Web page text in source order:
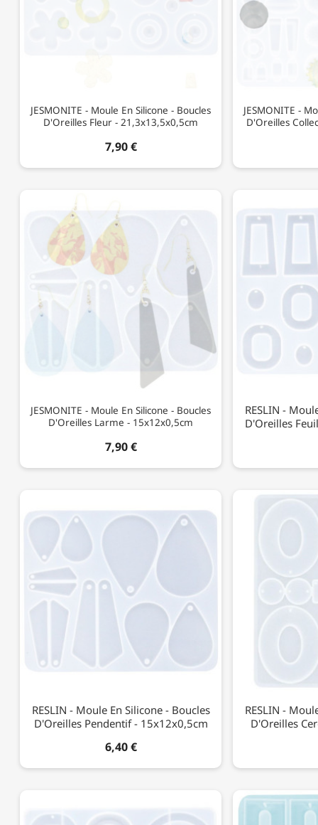
JESMONITE - Moule En Silicone - Boucles
D'Oreilles Fleur - 21,3x13,5x0,5cm
7,90 €
JESMONITE -
D'Oreilles
JESMONITE - Moule En Silicone - Boucles
D'Oreilles Larme - 15x12x0,5cm
7,90 €
RESLIN -
D'Oreilles
RESLIN - Moule En Silicone - Boucles
D'Oreilles Pendentif - 15x12x0,5cm
6,40 €
RESLIN -
D'Oreilles